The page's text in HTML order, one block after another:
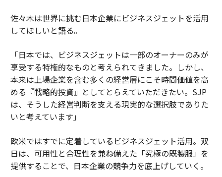
佐々木は世界に挑む日本企業にビジネスジェットを活用
してほしいと語る。
「日本では、ビジネスジェットは一部のオーナーのみが
享受する特権的なものと考えられてきました。しかし、
本来は上場企業を含む多くの経営層にこそ時間価値を高
める『戦略的投資』としてとらえていただきたい。SJP
は、そうした経営判断を支える現実的な選択肢でありた
いと考えています」
欧米ではすでに定着しているビジネスジェット活用。双
日は、可用性と合理性を兼ね備えた「究極の既製服」を
提供することで、日本企業の競争力を底上げしていく。